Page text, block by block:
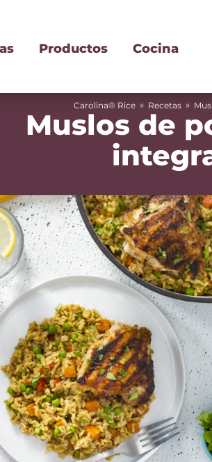
Productos Cocina
Carolina® Rice » Recetas »
Muslos de